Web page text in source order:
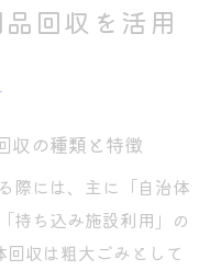
回収を活用
収の種類と特徴
際には、主に「自治体
持ち込み施設利用」の
収は粗大ごみとして